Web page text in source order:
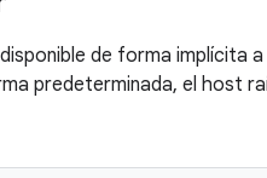
de forma implícita
predeterminada, el host